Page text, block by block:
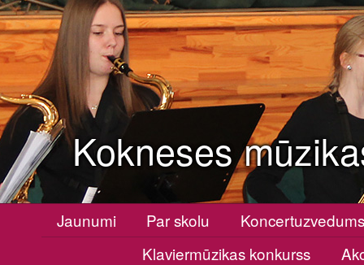
Kokneses
Jaunumi Par skolu
Klaviermūzikas konkurss